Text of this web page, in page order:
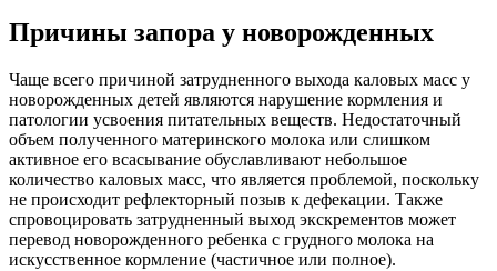
Причины запора у новорожденных
Чаще всего причиной затрудненного выхода каловых масс у
новорожденных детей являются нарушение кормления и
патологии усвоения питательных веществ. Недостаточный
объем полученного материнского молока или слишком
активное его всасывание обуславливают небольшое
количество каловых масс, что является проблемой, поскольку
не происходит рефлекторный позыв к дефекации. Также
спровоцировать затрудненный выход экскрементов может
перевод новорожденного ребенка с грудного молока на
искусственное кормление (частичное или полное).